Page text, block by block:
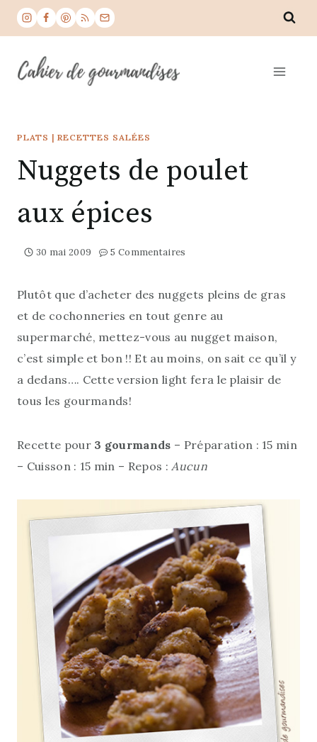
Aller
contenu
PLATS | RECETTES SALÉES
Nuggets de poulet
aux épices
30 mai 2009 5 Commentaires
Plutôt que d’acheter des nuggets pleins de gras
et de cochonneries en tout genre au
supermarché, mettez-vous au nugget maison,
c’est simple et bon !! Et au moins, on sait ce qu’il y
a dedans…. Cette version light fera le plaisir de
tous les gourmands!
Recette pour 3 gourmands – Préparation : 15 min
– Cuisson : 15 min – Repos : Aucun